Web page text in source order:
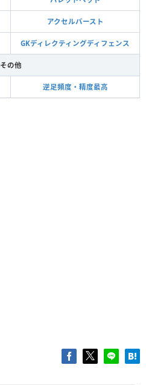
アクセルバースト
GKディレクティングディフェンス
その他
逆足頻度・精度最高